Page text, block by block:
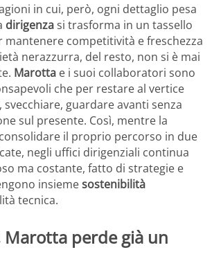
in cui, però, ogni dettaglio pesa
dirigenzasi trasforma in un tassello
competitività e freschezza
nerazzurra, del resto, non si è mai
Marotta e i suoi collaboratori sono
che per restare al vertice
guardare avanti senza
sul presente. Così, mentre la
il proprio percorso in due
negli uffici dirigenziali continua
ma costante, fatto di strategie e
insiemesostenibilità
tecnica.
perde già un